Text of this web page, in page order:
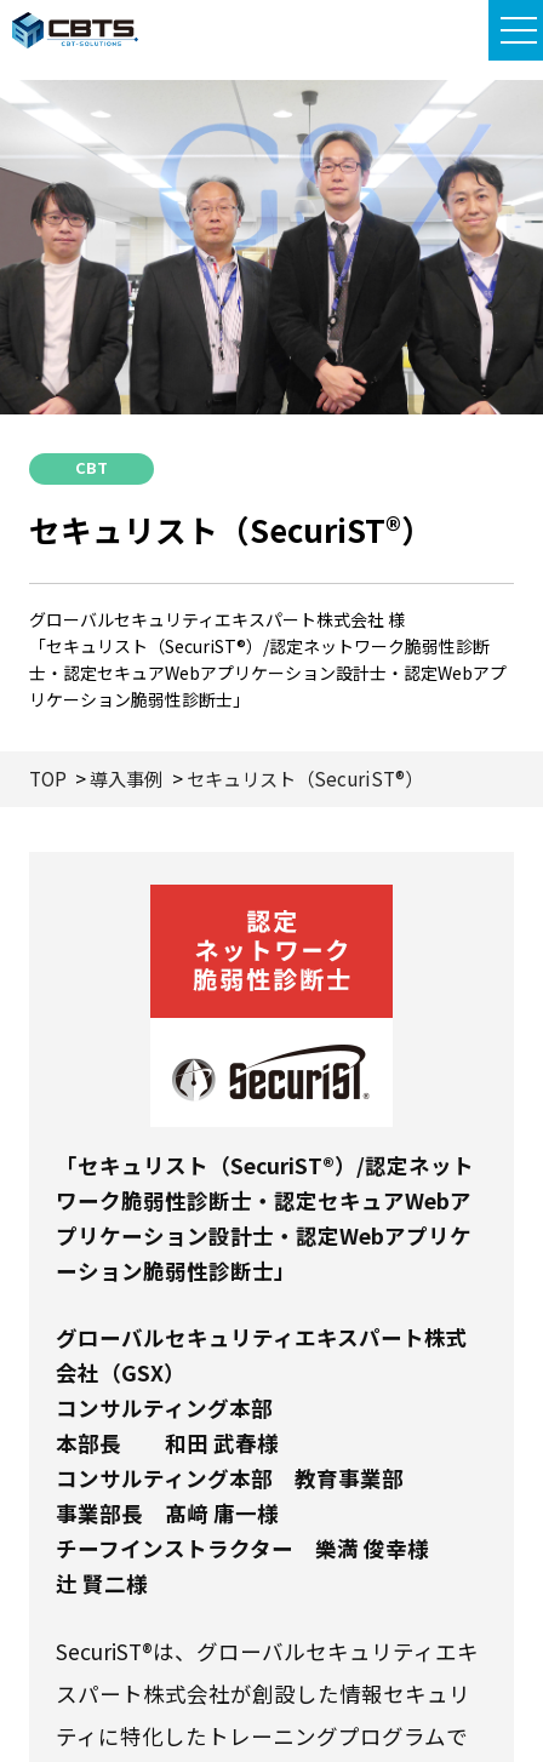
CBT
セキュリスト（SecuriST®）
グローバルセキュリティエキスパート株式会社 様
「セキュリスト（SecuriST®）/認定ネットワーク脆弱性診断
士・認定セキュアWebアプリケーション設計士・認定Webアプ
リケーション脆弱性診断士」
TOP 導入事例 セキュリスト（SecuriST®）
「セキュリスト（SecuriST®）/認定ネット
ワーク脆弱性診断士・認定セキュアWebア
プリケーション設計士・認定Webアプリケ
ーション脆弱性診断士」
グローバルセキュリティエキスパート株式
会社（GSX）
コンサルティング本部
本部長 和田 武春様
コンサルティング本部 教育事業部
事業部長 髙﨑 庸一様
チーフインストラクター 樂満 俊幸様
辻 賢二様
SecuriST®は、グローバルセキュリティエキ
スパート株式会社が創設した情報セキュリ
ティに特化したトレーニングプログラムで